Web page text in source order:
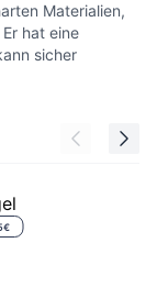
Materialien,
hat eine
sicher